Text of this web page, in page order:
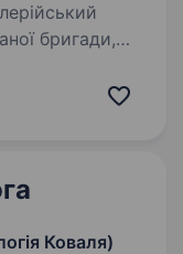
бригади,
Наше
Коваля)